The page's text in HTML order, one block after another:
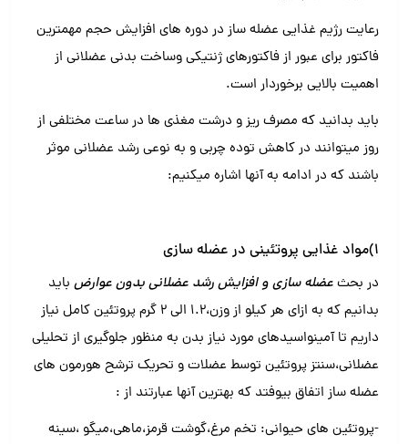
رعایت رژیم غذایی عضله ساز در دوره های افزایش حجم مهمترین
فاکتور برای عبور از فاکتورهای ژنتیکی و‌ساخت بدنی عضلانی از
اهمیت بالایی برخوردار است.
باید بدانید که مصرف ریز و درشت مغذی ها در ساعت مختلفی از
روز میتوانند در کاهش توده چربی و به نوعی رشد عضلانی موثر
باشند که در ادامه به آنها اشاره میکنیم:
۱)مواد غذایی پروتئینی در عضله سازی
در بحثعضله سازی و افزایش رشد عضلانی بدون عوارض باید
بدانیم که به ازای هر کیلو از وزن،۱.۲ الی ۲ گرم پروتئین کامل نیاز
داریم تا آمینواسیدهای مورد نیاز بدن به منظور جلوگیری از تحلیلی
عضلانی،سنتز پروتئین توسط عضلات و تحریک ترشح هورمون های
عضله ساز اتفاق بیوفتد که بهترین آنها عبارتند از :
-پروتئین های حیوانی: تخم مرغ،گوشت قرمز،ماهی،میگو ،سینه